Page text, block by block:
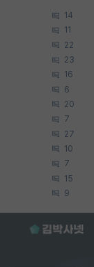
14
11
22
23
16
6
20
7
27
10
7
15
9